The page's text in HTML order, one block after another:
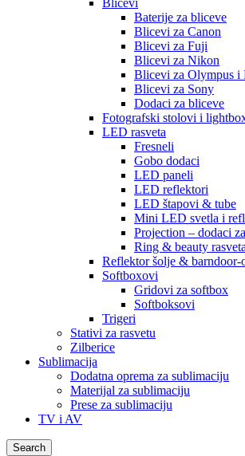
Blicevi
Baterije za bliceve
Blicevi za Canon
Blicevi za Fuji
Blicevi za Nikon
Blicevi za Olympus i
Blicevi za Sony
Dodaci za bliceve
Fotografski stolovi i
LED rasveta
Fresneli
Gobo dodaci
LED paneli
LED reflektori
LED štapovi & tube
Mini LED svetla i
Projection – dodaci
Ring & beauty rasveta
Reflektor šolje & barndoor-
Softboxovi
Gridovi za softbox
Softboksovi
Trigeri
Stativi za rasvetu
Zilberice
Sublimacija
Dodatna oprema za sublimaciju
Materijal za sublimaciju
Prese za sublimaciju
TV i AV
Search